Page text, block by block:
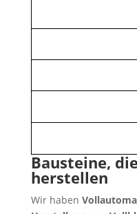
Bausteine,
herstellen
Wir haben